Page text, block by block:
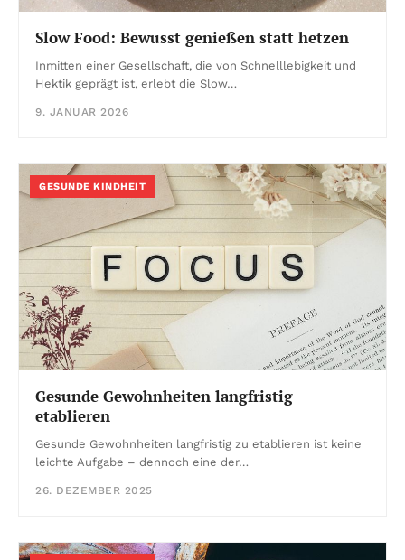
Slow Food: Bewusst genießen statt hetzen
Inmitten einer Gesellschaft, die von Schnelllebigkeit und
Hektik geprägt ist, erlebt die Slow…
9. JANUAR 2026
GESUNDE KINDHEIT
Gesunde Gewohnheiten langfristig
etablieren
Gesunde Gewohnheiten langfristig zu etablieren ist keine
leichte Aufgabe – dennoch eine der…
26. DEZEMBER 2025